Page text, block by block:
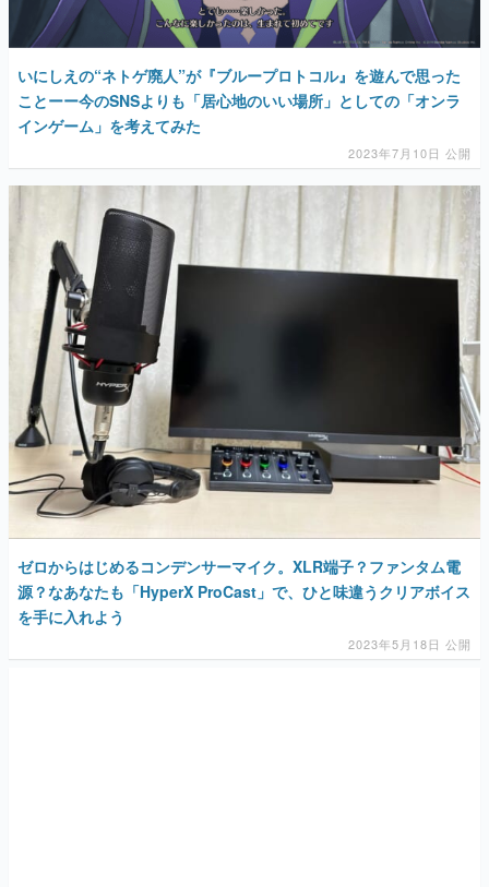
いにしえの“ネトゲ廃人”が『ブループロトコル』を遊んで思った
ことーー今のSNSよりも「居心地のいい場所」としての「オンラ
インゲーム」を考えてみた
2023年7月10日 公開
ゼロからはじめるコンデンサーマイク。XLR端子？ファンタム電
源？なあなたも「HyperX ProCast」で、ひと味違うクリアボイス
を手に入れよう
2023年5月18日 公開